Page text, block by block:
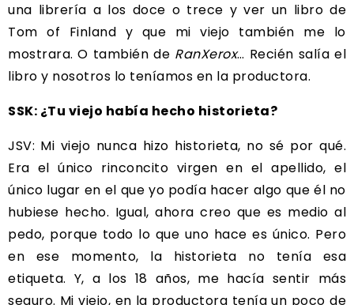
una librería a los doce o trece y ver un libro de
Tom of Finland y que mi viejo también me lo
mostrara. O también de RanXerox… Recién salía el
libro y nosotros lo teníamos en la productora.
SSK: ¿Tu viejo había hecho historieta?
JSV: Mi viejo nunca hizo historieta, no sé por qué.
Era el único rinconcito virgen en el apellido, el
único lugar en el que yo podía hacer algo que él no
hubiese hecho. Igual, ahora creo que es medio al
pedo, porque todo lo que uno hace es único. Pero
en ese momento, la historieta no tenía esa
etiqueta. Y, a los 18 años, me hacía sentir más
seguro. Mi viejo, en la productora tenía un poco de